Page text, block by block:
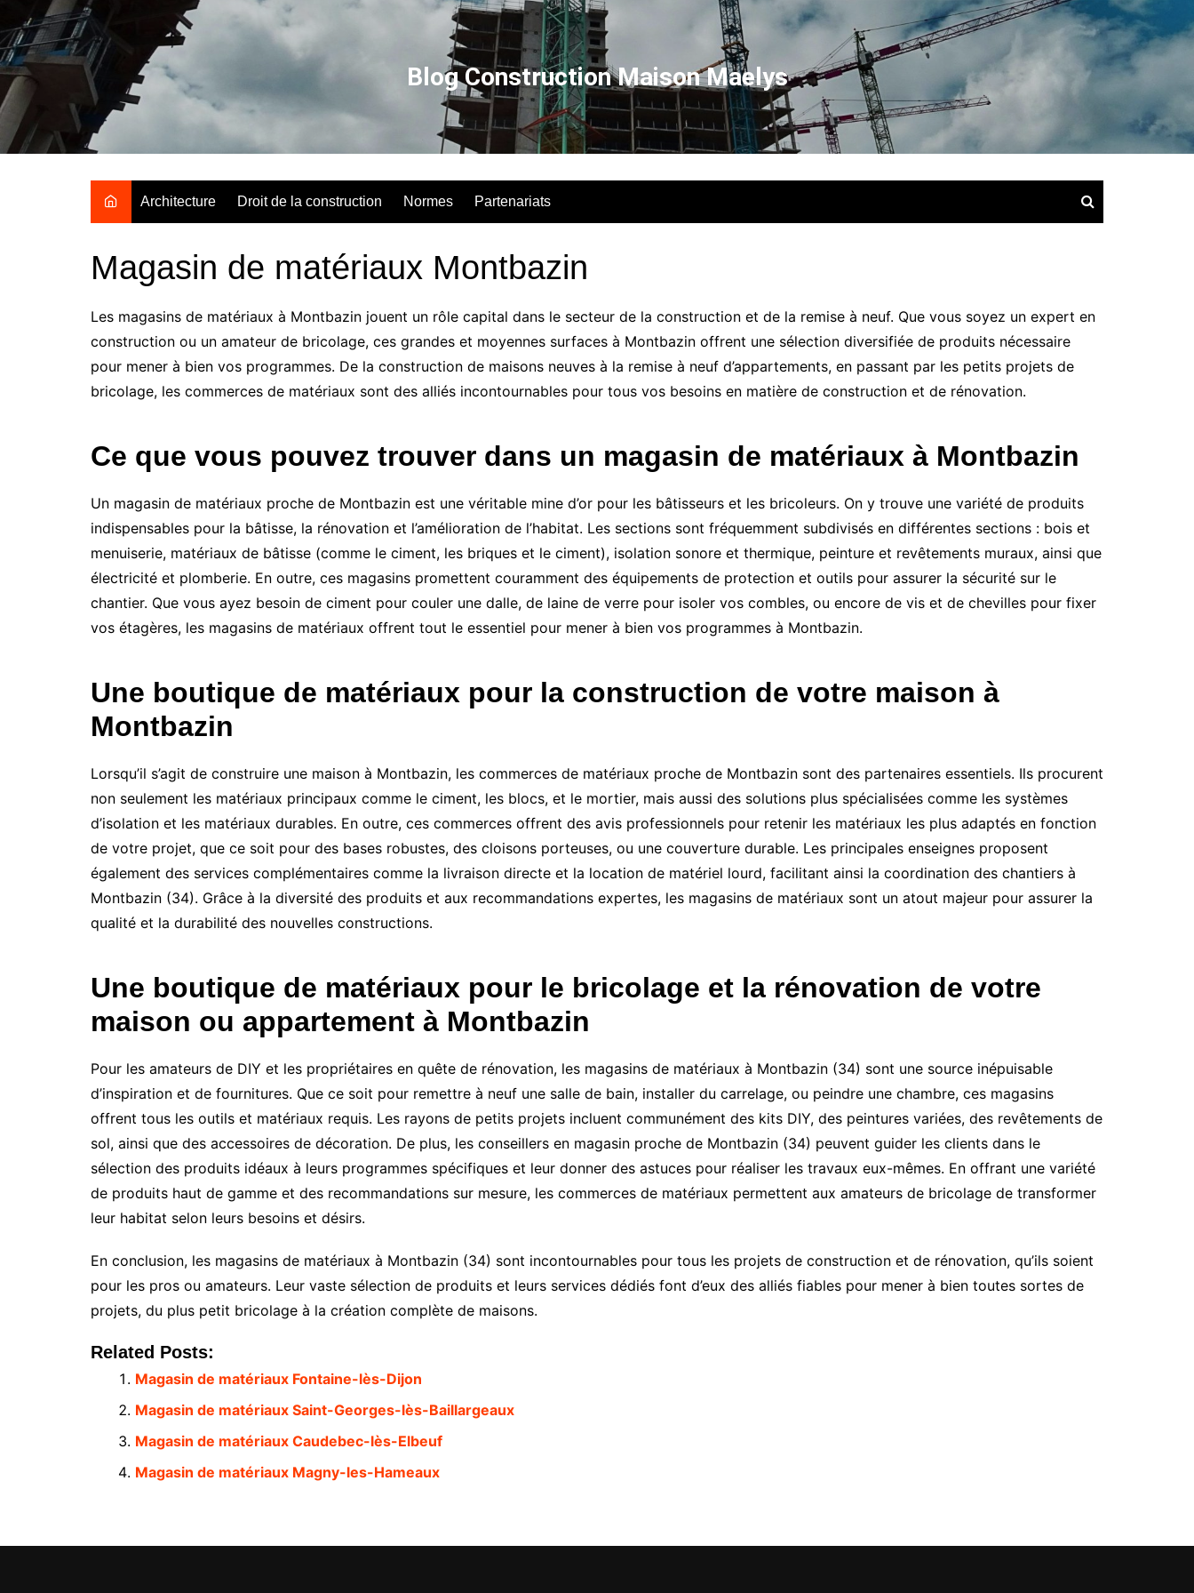
au
contenu
Blog Construction Maison Maelys
Architecture Droit de la construction Normes Partenariats
Magasin de matériaux Montbazin
Les magasins de matériaux à Montbazin jouent un rôle capital dans le secteur de la construction et de la remise à neuf. Que vous soyez un expert en
construction ou un amateur de bricolage, ces grandes et moyennes surfaces à Montbazin offrent une sélection diversifiée de produits nécessaire
pour mener à bien vos programmes. De la construction de maisons neuves à la remise à neuf d’appartements, en passant par les petits projets de
bricolage, les commerces de matériaux sont des alliés incontournables pour tous vos besoins en matière de construction et de rénovation.
Ce que vous pouvez trouver dans un magasin de matériaux à Montbazin
Un magasin de matériaux proche de Montbazin est une véritable mine d’or pour les bâtisseurs et les bricoleurs. On y trouve une variété de produits
indispensables pour la bâtisse, la rénovation et l’amélioration de l’habitat. Les sections sont fréquemment subdivisés en différentes sections : bois et
menuiserie, matériaux de bâtisse (comme le ciment, les briques et le ciment), isolation sonore et thermique, peinture et revêtements muraux, ainsi que
électricité et plomberie. En outre, ces magasins promettent couramment des équipements de protection et outils pour assurer la sécurité sur le
chantier. Que vous ayez besoin de ciment pour couler une dalle, de laine de verre pour isoler vos combles, ou encore de vis et de chevilles pour fixer
vos étagères, les magasins de matériaux offrent tout le essentiel pour mener à bien vos programmes à Montbazin.
Une boutique de matériaux pour la construction de votre maison à
Montbazin
Lorsqu’il s’agit de construire une maison à Montbazin, les commerces de matériaux proche de Montbazin sont des partenaires essentiels. Ils procurent
non seulement les matériaux principaux comme le ciment, les blocs, et le mortier, mais aussi des solutions plus spécialisées comme les systèmes
d’isolation et les matériaux durables. En outre, ces commerces offrent des avis professionnels pour retenir les matériaux les plus adaptés en fonction
de votre projet, que ce soit pour des bases robustes, des cloisons porteuses, ou une couverture durable. Les principales enseignes proposent
également des services complémentaires comme la livraison directe et la location de matériel lourd, facilitant ainsi la coordination des chantiers à
Montbazin (34). Grâce à la diversité des produits et aux recommandations expertes, les magasins de matériaux sont un atout majeur pour assurer la
qualité et la durabilité des nouvelles constructions.
Une boutique de matériaux pour le bricolage et la rénovation de votre
maison ou appartement à Montbazin
Pour les amateurs de DIY et les propriétaires en quête de rénovation, les magasins de matériaux à Montbazin (34) sont une source inépuisable
d’inspiration et de fournitures. Que ce soit pour remettre à neuf une salle de bain, installer du carrelage, ou peindre une chambre, ces magasins
offrent tous les outils et matériaux requis. Les rayons de petits projets incluent communément des kits DIY, des peintures variées, des revêtements de
sol, ainsi que des accessoires de décoration. De plus, les conseillers en magasin proche de Montbazin (34) peuvent guider les clients dans le
sélection des produits idéaux à leurs programmes spécifiques et leur donner des astuces pour réaliser les travaux eux-mêmes. En offrant une variété
de produits haut de gamme et des recommandations sur mesure, les commerces de matériaux permettent aux amateurs de bricolage de transformer
leur habitat selon leurs besoins et désirs.
En conclusion, les magasins de matériaux à Montbazin (34) sont incontournables pour tous les projets de construction et de rénovation, qu’ils soient
pour les pros ou amateurs. Leur vaste sélection de produits et leurs services dédiés font d’eux des alliés fiables pour mener à bien toutes sortes de
projets, du plus petit bricolage à la création complète de maisons.
Related Posts:
Magasin de matériaux Fontaine-lès-Dijon
Magasin de matériaux Saint-Georges-lès-Baillargeaux
Magasin de matériaux Caudebec-lès-Elbeuf
Magasin de matériaux Magny-les-Hameaux